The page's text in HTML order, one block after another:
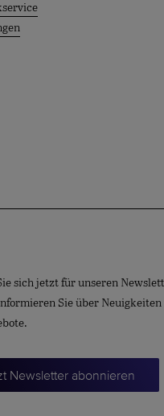
sich jetzt für unseren
Sie über Neuigkeiten
Newsletter abonnieren